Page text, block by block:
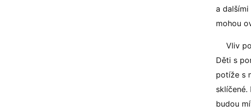
a
mohou
Vliv
Děti s
potíže s
budou